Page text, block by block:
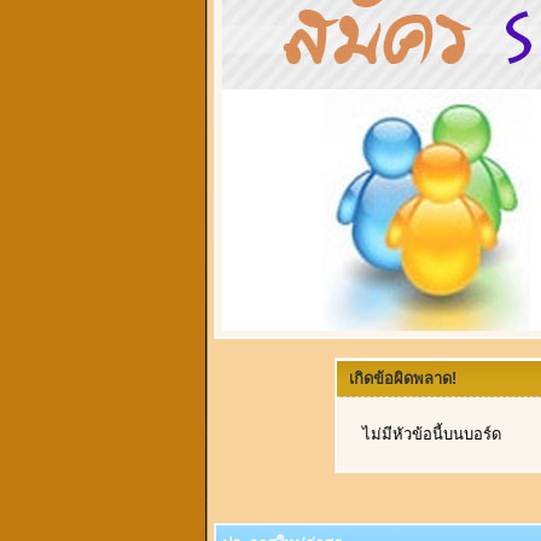
เกิดข้อผิดพลาด!
ไม่มีหัวข้อนี้บนบอร์ด